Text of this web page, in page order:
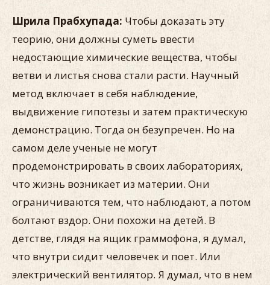
Шрила Прабхупада: Чтобы доказать эту
теорию, они должны суметь ввести
недостающие химические вещества, чтобы
ветви и листья снова стали расти. Научный
метод включает в себя наблюдение,
выдвижение гипотезы и затем практическую
демонстрацию. Тогда он безупречен. Но на
самом деле ученые не могут
продемонстрировать в своих лабораториях,
что жизнь возникает из материи. Они
ограничиваются тем, что наблюдают, а потом
болтают вздор. Они похожи на детей. В
детстве, глядя на ящик граммофона, я думал,
что внутри сидит человечек и поет. Или
электрический вентилятор. Я думал, что в нем